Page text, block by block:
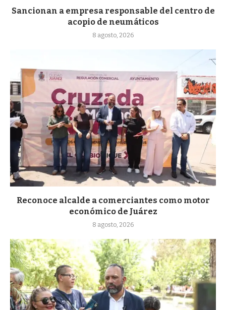
Sancionan a empresa responsable del centro de
acopio de neumáticos
8 agosto, 2026
Reconoce alcalde a comerciantes como motor
económico de Juárez
8 agosto, 2026